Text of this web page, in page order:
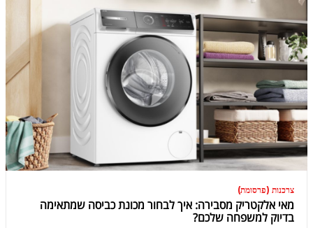
צרכנות (פרסומת)
מאי אלקטריק מסבירה: איך לבחור מכונת כביסה שמתאימה
בדיוק למשפחה שלכם?